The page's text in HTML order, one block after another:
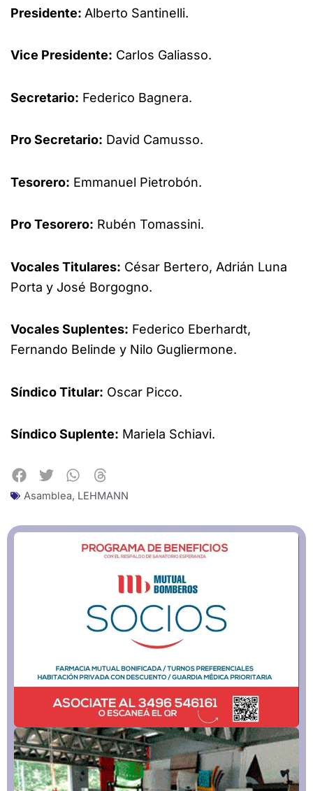
Presidente: Alberto Santinelli.
Vice Presidente: Carlos Galiasso.
Secretario: Federico Bagnera.
Pro Secretario: David Camusso.
Tesorero: Emmanuel Pietrobón.
Pro Tesorero: Rubén Tomassini.
Vocales Titulares: César Bertero, Adrián Luna
Porta y José Borgogno.
Vocales Suplentes: Federico Eberhardt,
Fernando Belinde y Nilo Gugliermone.
Síndico Titular: Oscar Picco.
Síndico Suplente: Mariela Schiavi.
Asamblea, LEHMANN